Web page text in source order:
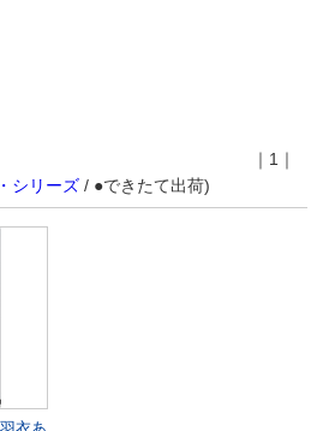
｜1｜
シリーズ/ ●できたて出荷)